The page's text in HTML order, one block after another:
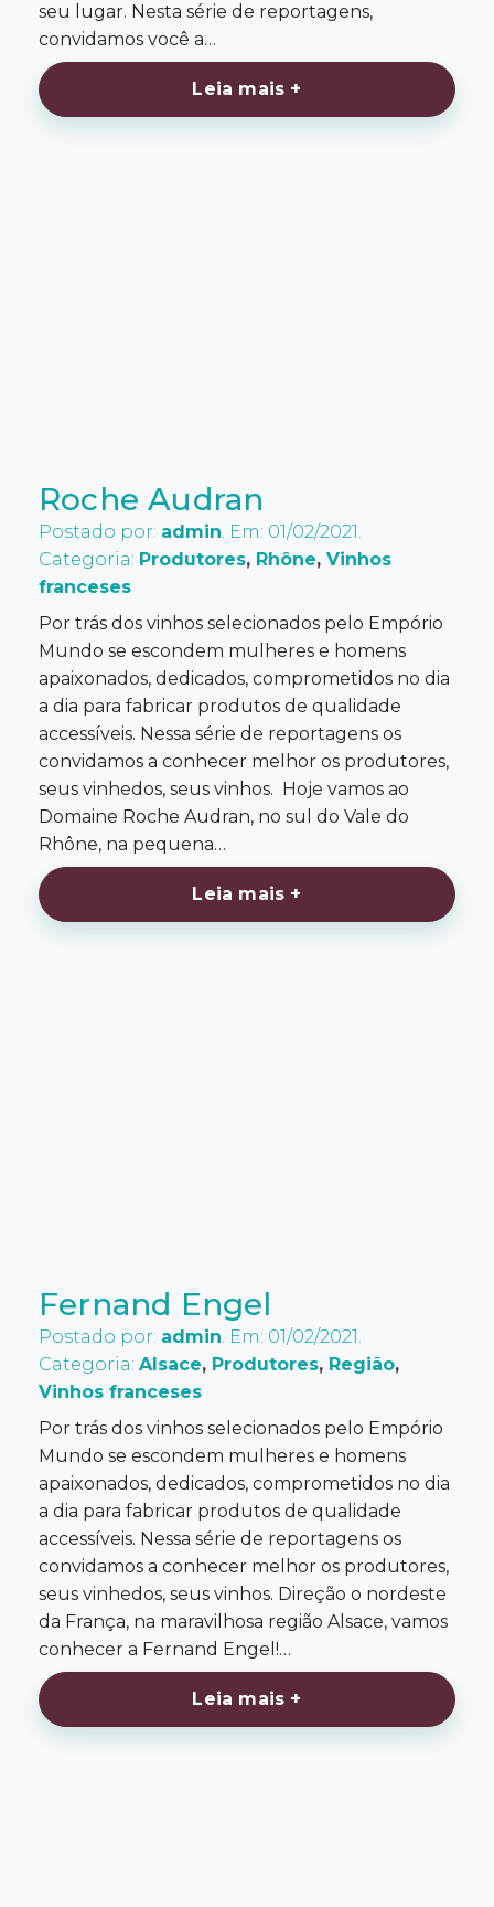
seu lugar. Nesta série de reportagens,
convidamos você a…
Leia mais +
Roche Audran
Postado por: admin. Em: 01/02/2021.
Categoria: Produtores, Rhône, Vinhos
franceses
Por trás dos vinhos selecionados pelo Empório
Mundo se escondem mulheres e homens
apaixonados, dedicados, comprometidos no dia
a dia para fabricar produtos de qualidade
accessíveis. Nessa série de reportagens os
convidamos a conhecer melhor os produtores,
seus vinhedos, seus vinhos. Hoje vamos ao
Domaine Roche Audran, no sul do Vale do
Rhône, na pequena…
Leia mais +
Fernand Engel
Postado por: admin. Em: 01/02/2021.
Categoria: Alsace, Produtores, Região,
Vinhos franceses
Por trás dos vinhos selecionados pelo Empório
Mundo se escondem mulheres e homens
apaixonados, dedicados, comprometidos no dia
a dia para fabricar produtos de qualidade
accessíveis. Nessa série de reportagens os
convidamos a conhecer melhor os produtores,
seus vinhedos, seus vinhos. Direção o nordeste
da França, na maravilhosa região Alsace, vamos
conhecer a Fernand Engel!…
Leia mais +